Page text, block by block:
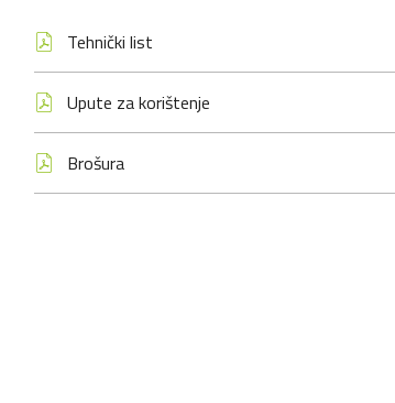
Tehnički list
Upute za korištenje
Brošura